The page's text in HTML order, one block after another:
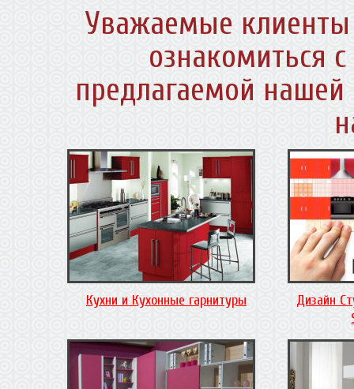
Уважаемые
ознакомиться
предлагаемой
Кухни и Кухонные гарнитуры
Дизайн